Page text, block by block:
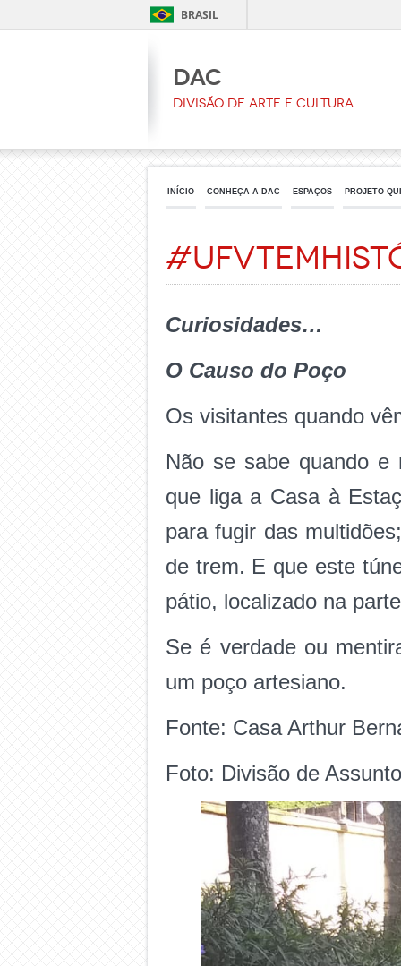
BRASIL
DAC
Divisão de Arte e Cultura
INÍCIO CONHEÇA A DAC ESPAÇOS PROJETO
Curiosidades…
O Causo do Poço
Os visitantes quando
Não se sabe quando
que liga a Casa à
para fugir das
de trem. E que este
pátio, localizado na
Se é verdade ou
um poço artesiano.
Fonte: Casa Arthur
Foto: Divisão de